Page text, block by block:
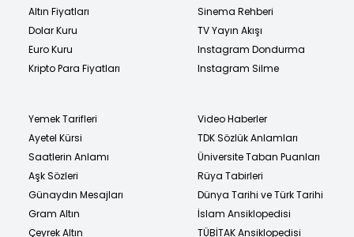
Altın Fiyatları
Dolar Kuru
Euro Kuru
Kripto Para Fiyatları
Sinema Rehberi
TV Yayın Akışı
Instagram Dondurma
Instagram Silme
Yemek Tarifleri
Ayetel Kürsi
Saatlerin Anlamı
Aşk Sözleri
Günaydın Mesajları
Gram Altın
Çeyrek Altın
Video Haberler
TDK Sözlük Anlamları
Üniversite Taban Puanları
Rüya Tabirleri
Dünya Tarihi ve Türk Tarihi
İslam Ansiklopedisi
TÜBİTAK Ansiklopedisi